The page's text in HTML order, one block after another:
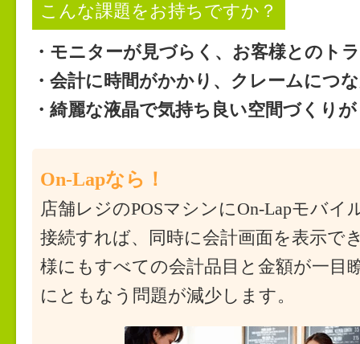
こんな課題をお持ちですか？
・モニターが見づらく、お客様とのト
・会計に時間がかかり、クレームにつ
・綺麗な液晶で気持ち良い空間づくり
On-Lapなら！
店舗レジのPOSマシンにOn-Lapモバイ
接続すれば、同時に会計画面を表示で
様にもすべての会計品目と金額が一目
にともなう問題が減少します。